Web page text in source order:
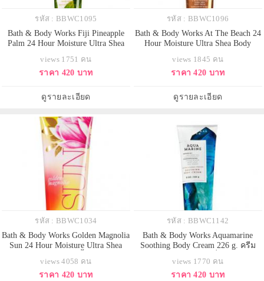
รหัส : BBWC1095
Bath & Body Works Fiji Pineapple
Palm 24 Hour Moisture Ultra Shea
เข้มข้น มีกลิ่นหอมติดทนนาน ด้วย
กลิ่นหอมเปรี้ยวหวานโทนผลไม้ทรอ
สดชื่นแบบกลิ่นผลไม้
views 1751 คน
ราคา 420 บาท
ดูรายละเอียด
รหัส : BBWC1096
Bath & Body Works At The Beach 24
Hour Moisture Ultra Shea Body
มีกลิ่นหอมติดทนนาน ด้วยกลิ่นหอม
สดชื่นกลิ่นไอทะเลเย็นๆ และกลิ่ม
สดชื่นกระปรี้กระเปร่า
views 1845 คน
ราคา 420 บาท
ดูรายละเอียด
รหัส : BBWC1034
Bath & Body Works Golden Magnolia
Sun 24 Hour Moisture Ultra Shea
กลิ่นหอมติดผิวกายนานตลอดวัน
กลิ่นดอกไม้แมคโนเลียผสมกับแอปริ
views 4058 คน
ราคา 420 บาท
รหัส : BBWC1142
Bath & Body Works Aquamarine
Soothing Body Cream 226 g. ครีม
นาน ด้วยกลิ่นหอมเย็นสดชื่น ของ
กลิ่นมิ้นท์ เย็นสบาย สูดกลิ่นหอม
views 1770 คน
ราคา 420 บาท